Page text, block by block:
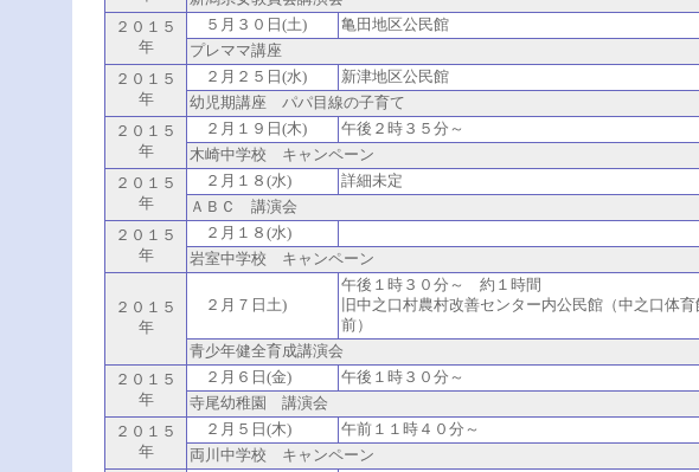
２０１５
年
５月３０日(土)
亀田地区公民館
プレママ講座
２０１５
年
２月２５日(水)
新津地区公民館
幼児期講座 パパ目線の子育て
２０１５
年
２月１９日(木)
午後２時３５分～
木崎中学校 キャンペーン
２０１５
年
２月１８(水)
詳細未定
ＡＢＣ 講演会
２０１５
年
２月１８(水)
岩室中学校 キャンペーン
２０１５
年
２月７日土)
午後１時３０分～ 約１時間
旧中之口村農村改善センター内公民館（中之口体育
前）
青少年健全育成講演会
２０１５
年
２月６日(金)
午後１時３０分～
寺尾幼稚園 講演会
２０１５
年
２月５日(木)
午前１１時４０分～
両川中学校 キャンペーン